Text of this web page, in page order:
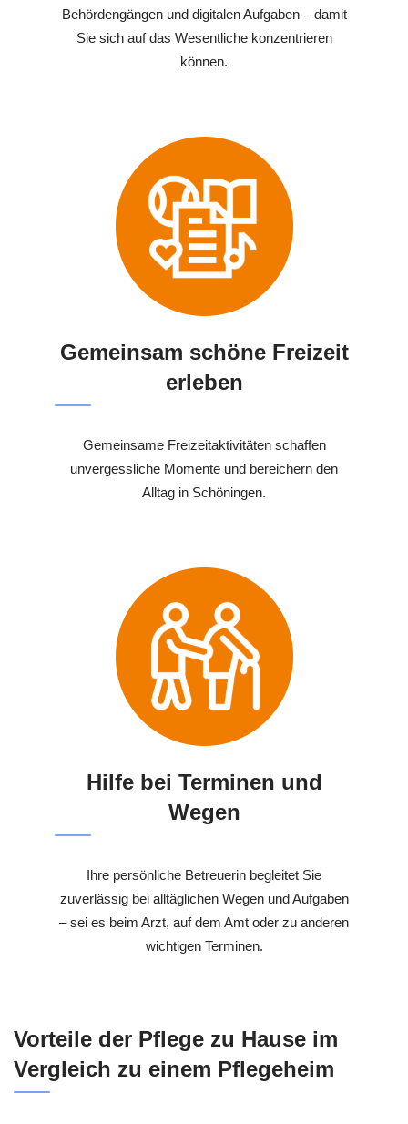
Behördengängen und digitalen Aufgaben – damit
Sie sich auf das Wesentliche konzentrieren
können.
Gemeinsam schöne Freizeit
erleben
Gemeinsame Freizeitaktivitäten schaffen
unvergessliche Momente und bereichern den
Alltag in Schöningen.
Hilfe bei Terminen und
Wegen
Ihre persönliche Betreuerin begleitet Sie
zuverlässig bei alltäglichen Wegen und Aufgaben
– sei es beim Arzt, auf dem Amt oder zu anderen
wichtigen Terminen.
Vorteile der Pflege zu Hause im
Vergleich zu einem Pflegeheim